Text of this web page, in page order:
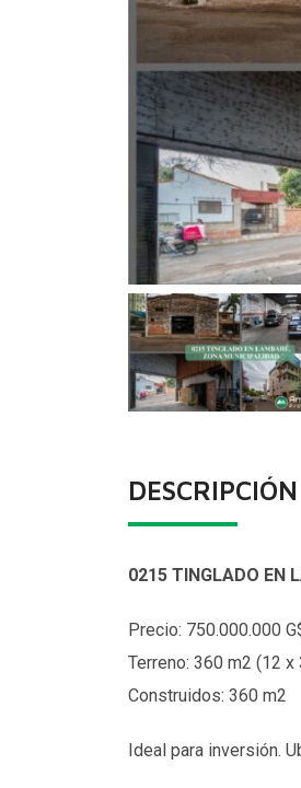
DESCRIPCIÓN
0215 TINGLADO EN
Precio: 750.000.000
Terreno: 360 m2 (12 x
Construidos: 360 m2
Ideal para inversión.